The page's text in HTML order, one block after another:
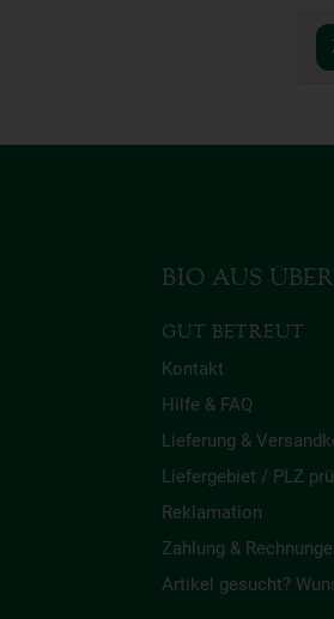
BIO AUS
GUT BETREUT
Kontakt
Hilfe & FAQ
Lieferung &
Liefergebiet / PLZ
Reklamation
Zahlung &
Artikel gesucht?